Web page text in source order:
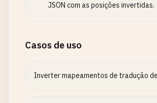
JSON com as posições invertidas.
Casos de uso
Inverter mapeamentos de tradução